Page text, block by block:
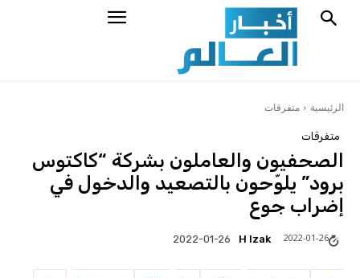
الرئيسية متفرقات
متفرقات
الصحفيون والعاملون بشركة “كاكتوس
برود” يلوّحون بالتصعيد والدخول في
إضراب جوع
H Izak
2022-01-26 2022-01-26